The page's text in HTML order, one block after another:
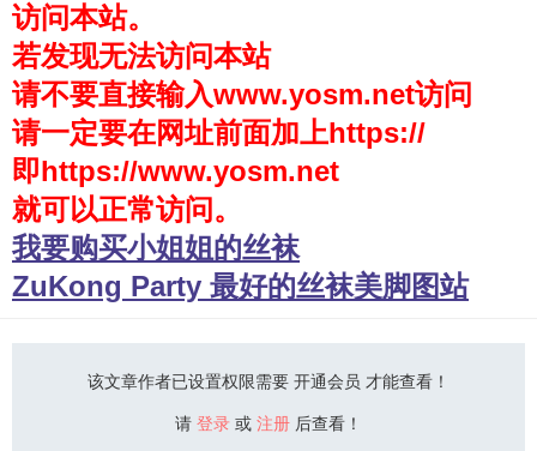
喵写真
轻兰映画
少女秩序
会员购买
幼喵社App
访问本站。
若发现无法访问本站
请不要直接输入www.yosm.net访问
请一定要在网址前面加上https://
即https://www.yosm.net
就可以正常访问。
我要购买小姐姐的丝袜
ZuKong Party 最好的丝袜美脚图站
该文章作者已设置权限需要 开通会员 才能查看！
请 登录 或 注册 后查看！